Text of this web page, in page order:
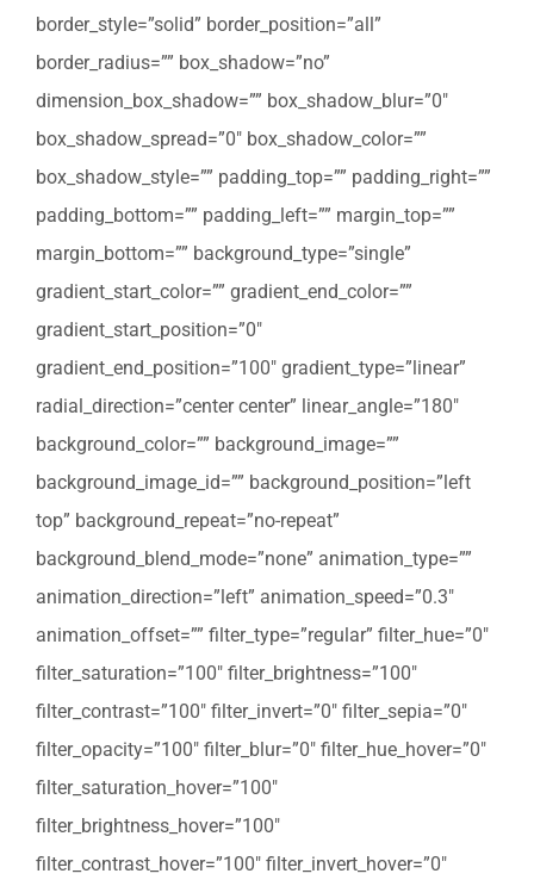
border_style=”solid” border_position=”all”
border_radius=”” box_shadow=”no”
dimension_box_shadow=”” box_shadow_blur=”0″
box_shadow_spread=”0″ box_shadow_color=””
box_shadow_style=”” padding_top=”” padding_right=””
padding_bottom=”” padding_left=”” margin_top=””
margin_bottom=”” background_type=”single”
gradient_start_color=”” gradient_end_color=””
gradient_start_position=”0″
gradient_end_position=”100″ gradient_type=”linear”
radial_direction=”center center” linear_angle=”180″
background_color=”” background_image=””
background_image_id=”” background_position=”left
top” background_repeat=”no-repeat”
background_blend_mode=”none” animation_type=””
animation_direction=”left” animation_speed=”0.3″
animation_offset=”” filter_type=”regular” filter_hue=”0″
filter_saturation=”100″ filter_brightness=”100″
filter_contrast=”100″ filter_invert=”0″ filter_sepia=”0″
filter_opacity=”100″ filter_blur=”0″ filter_hue_hover=”0″
filter_saturation_hover=”100″
filter_brightness_hover=”100″
filter_contrast_hover=”100″ filter_invert_hover=”0″